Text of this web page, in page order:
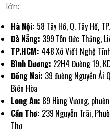
lớn:
Hà Nội: 58 Tây Hồ, Q. Tây Hồ,
Đà Nẵng: 399 Tôn Đức Thắng,
TP.HCM: 448 Xô Viết Nghệ
Bình Dương: 22H4 Đường 19,
Đồng Nai: 39 đường Nguyễn Ái
Biên Hòa
Long An: 89 Hùng Vương,
Cần Thơ: 239 Nguyễn Trãi,
Thơ